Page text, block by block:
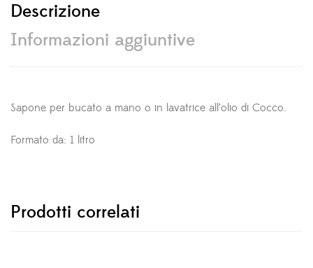
Descrizione
Informazioni aggiuntive
Sapone per bucato a mano o in lavatrice all’olio di Cocco.
Formato da: 1 litro
Prodotti correlati